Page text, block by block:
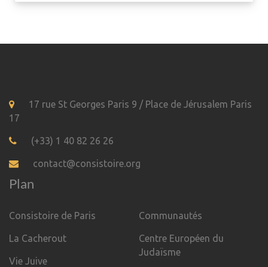
17 rue St Georges Paris 9 / Place de Jérusalem Paris
17
(+33) 1 40 82 26 26
contact@consistoire.org
Plan
Consistoire de Paris
La Cacherout
Vie Juive
Communautés
Centre Européen du
Judaïsme